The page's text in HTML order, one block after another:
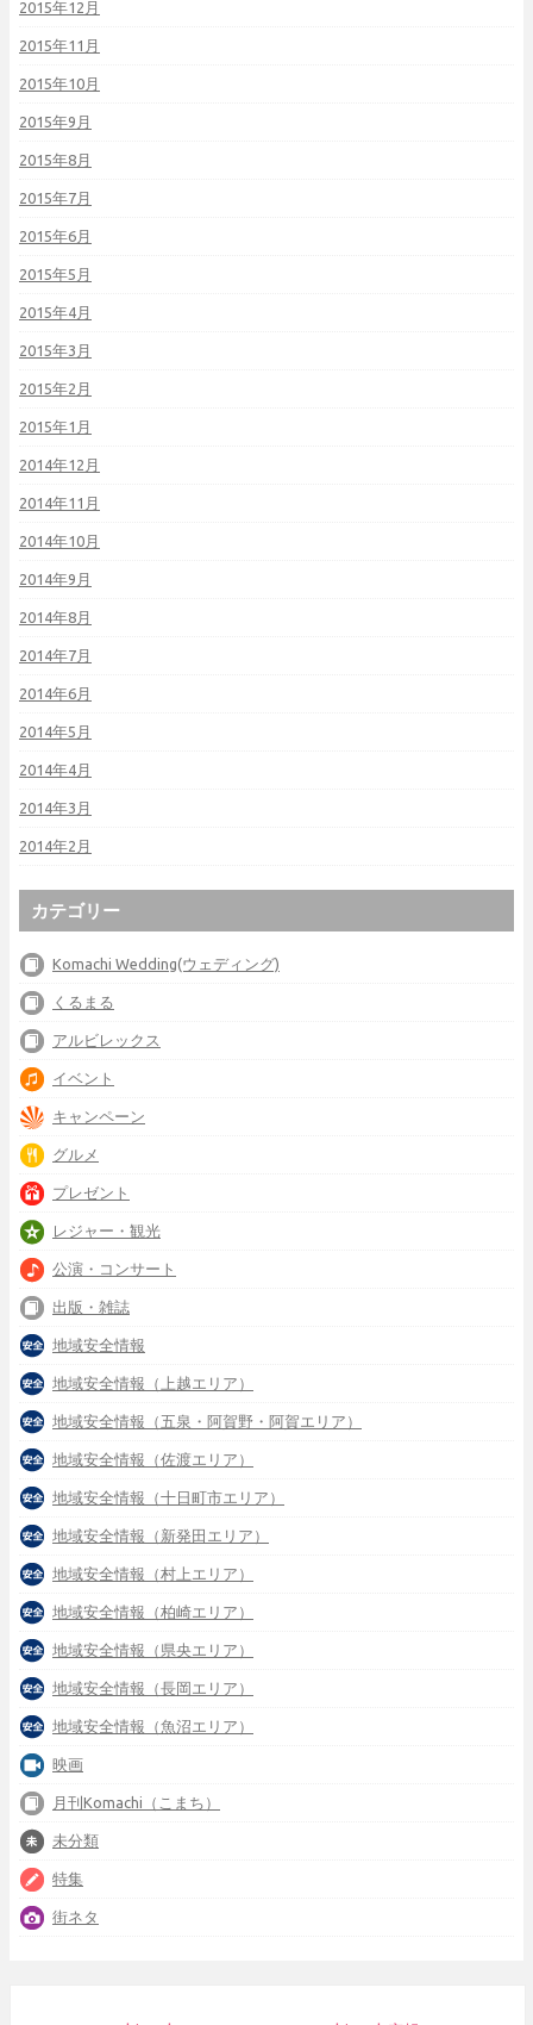
2015年12月
2015年11月
2015年10月
2015年9月
2015年8月
2015年7月
2015年6月
2015年5月
2015年4月
2015年3月
2015年2月
2015年1月
2014年12月
2014年11月
2014年10月
2014年9月
2014年8月
2014年7月
2014年6月
2014年5月
2014年4月
2014年3月
2014年2月
カテゴリー
Komachi Wedding(ウェディング)
くるまる
アルビレックス
イベント
キャンペーン
グルメ
プレゼント
レジャー・観光
公演・コンサート
出版・雑誌
地域安全情報
地域安全情報（上越エリア）
地域安全情報（五泉・阿賀野・阿賀エリア）
地域安全情報（佐渡エリア）
地域安全情報（十日町市エリア）
地域安全情報（新発田エリア）
地域安全情報（村上エリア）
地域安全情報（柏崎エリア）
地域安全情報（県央エリア）
地域安全情報（長岡エリア）
地域安全情報（魚沼エリア）
映画
月刊Komachi（こまち）
未分類
特集
街ネタ